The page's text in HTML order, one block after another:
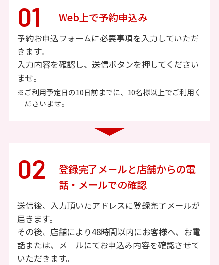
01 Web上で予約申込み
予約お申込フォームに必要事項を入力していただ
きます。
入力内容を確認し、送信ボタンを押してください
ませ。
※ご利用予定日の10日前までに、10名様以上でご利用く
ださいませ。
02
登録完了メールと店舗からの電
話・メールでの確認
送信後、入力頂いたアドレスに登録完了メールが
届きます。
その後、店舗により48時間以内にお客様へ、お電
話または、メールにてお申込み内容を確認させて
いただきます。